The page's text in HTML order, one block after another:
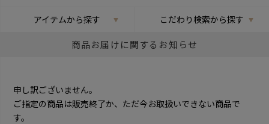
アイテムから探す こだわり検索から探す
商品お届けに関するお知らせ
申し訳ございません。
ご指定の商品は販売終了か、ただ今お取扱いできない商品で
す。